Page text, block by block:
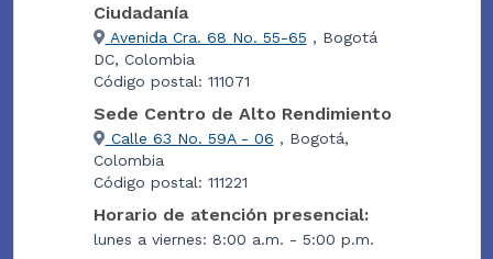
Ciudadanía
Avenida Cra. 68 No. 55-65 , Bogotá
DC, Colombia
Código postal: 111071
Sede Centro de Alto Rendimiento
Calle 63 No. 59A - 06 , Bogotá,
Colombia
Código postal: 111221
Horario de atención presencial:
lunes a viernes: 8:00 a.m. - 5:00 p.m.